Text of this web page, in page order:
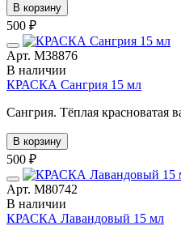
В корзину
500 ₽
Арт. М38876
В наличии
КРАСКА Сангрия 15 мл
Сангрия. Тёплая красноватая
В корзину
500 ₽
Арт. М80742
В наличии
КРАСКА Лавандовый 15 мл